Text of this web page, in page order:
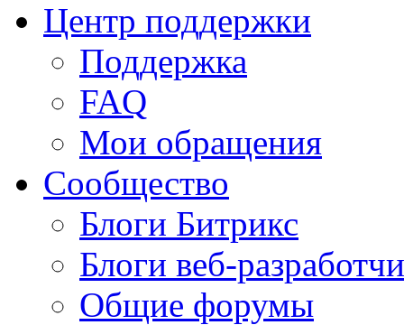
Центр поддержки
Поддержка
FAQ
Мои обращения
Сообщество
Блоги Битрикс
Блоги веб-
Общие форумы